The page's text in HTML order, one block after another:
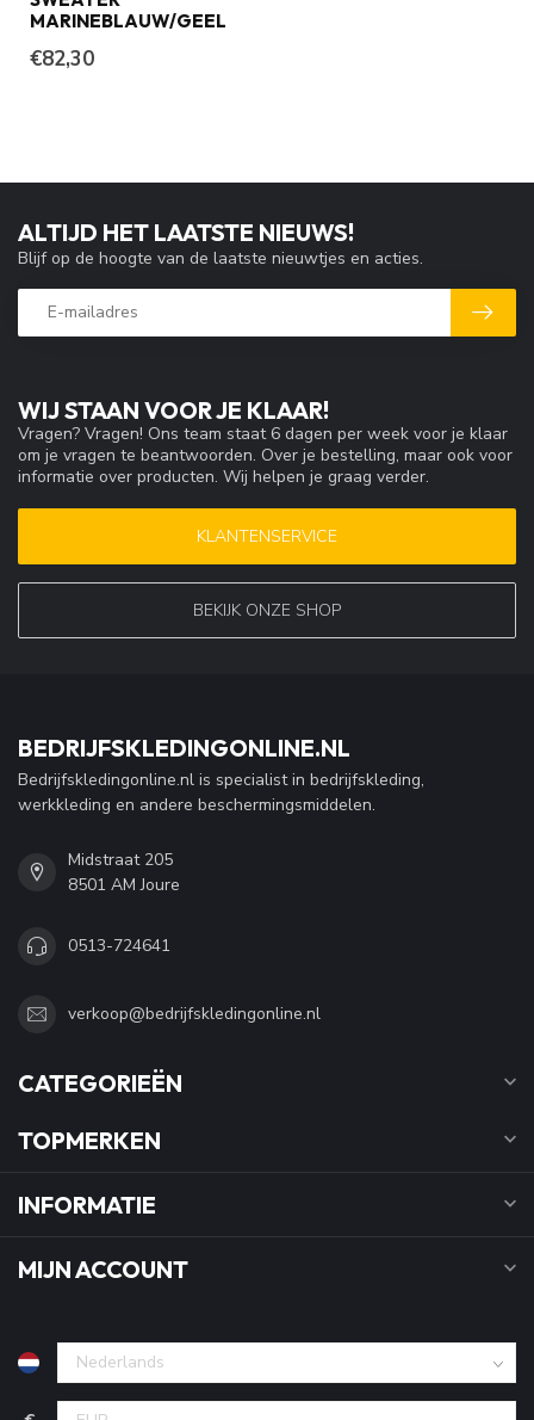
MARINEBLAUW/GEEL
€82,30
WIJ STAAN VOOR JE KLAAR!
Vragen? Vragen! Ons team staat 6 dagen per week voor je klaar
om je vragen te beantwoorden. Over je bestelling, maar ook voor
informatie over producten. Wij helpen je graag verder.
KLANTENSERVICE
BEKIJK ONZE SHOP
ALTIJD HET LAATSTE NIEUWS!
Blijf op de hoogte van de laatste nieuwtjes en acties.
BEDRIJFSKLEDINGONLINE.NL
Bedrijfskledingonline.nl is specialist in bedrijfskleding,
werkkleding en andere beschermingsmiddelen.
Midstraat 205
8501 AM Joure
0513-724641
verkoop@bedrijfskledingonline.nl
CATEGORIEËN
TOPMERKEN
INFORMATIE
MIJN ACCOUNT